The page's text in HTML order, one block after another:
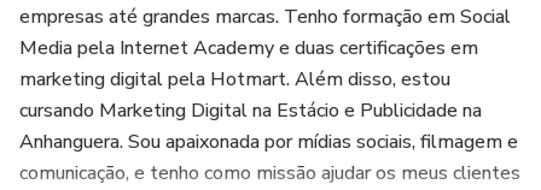
empresas até grandes marcas. Tenho formação em Social
Media pela Internet Academy e duas certificações em
marketing digital pela Hotmart. Além disso, estou
cursando Marketing Digital na Estácio e Publicidade na
Anhanguera. Sou apaixonada por mídias sociais, filmagem e
comunicação, e tenho como missão ajudar os meus clientes